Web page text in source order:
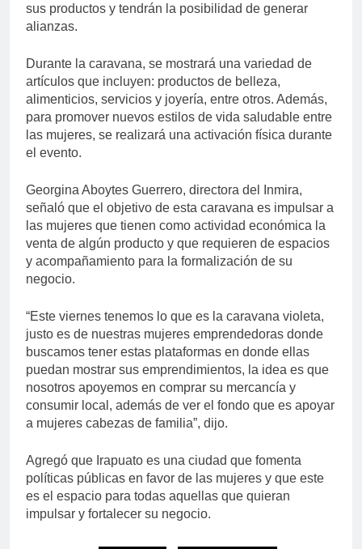
sus productos y tendrán la posibilidad de generar
alianzas.
Durante la caravana, se mostrará una variedad de
artículos que incluyen: productos de belleza,
alimenticios, servicios y joyería, entre otros. Además,
para promover nuevos estilos de vida saludable entre
las mujeres, se realizará una activación física durante
el evento.
Georgina Aboytes Guerrero, directora del Inmira,
señaló que el objetivo de esta caravana es impulsar a
las mujeres que tienen como actividad económica la
venta de algún producto y que requieren de espacios
y acompañamiento para la formalización de su
negocio.
“Este viernes tenemos lo que es la caravana violeta,
justo es de nuestras mujeres emprendedoras donde
buscamos tener estas plataformas en donde ellas
puedan mostrar sus emprendimientos, la idea es que
nosotros apoyemos en comprar su mercancía y
consumir local, además de ver el fondo que es apoyar
a mujeres cabezas de familia”, dijo.
Agregó que Irapuato es una ciudad que fomenta
políticas públicas en favor de las mujeres y que este
es el espacio para todas aquellas que quieran
impulsar y fortalecer su negocio.